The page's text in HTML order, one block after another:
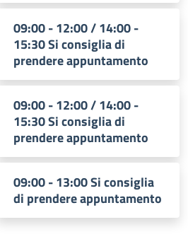
09:00 - 12:00 / 14:00 -
15:30 Si consiglia di
prendere appuntamento
09:00 - 12:00 / 14:00 -
15:30 Si consiglia di
prendere appuntamento
09:00 - 13:00 Si consiglia
di prendere appuntamento